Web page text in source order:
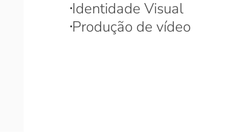
Identidade Visual
Produção de vídeo